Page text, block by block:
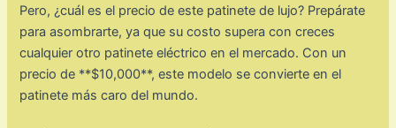
Pero, ¿cuál es el precio de este patinete de lujo? Prepárate
para asombrarte, ya que su costo supera con creces
cualquier otro patinete eléctrico en el mercado. Con un
precio de **$10,000**, este modelo se convierte en el
patinete más caro del mundo.